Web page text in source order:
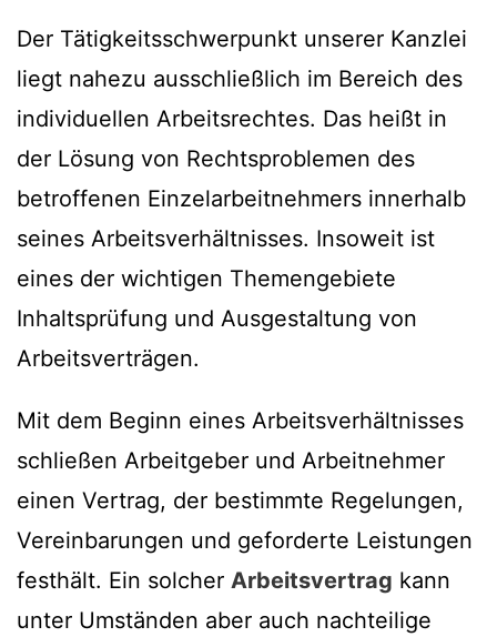
Der Tätigkeitsschwerpunkt unserer Kanzlei
liegt nahezu ausschließlich im Bereich des
individuellen Arbeitsrechtes. Das heißt in
der Lösung von Rechtsproblemen des
betroffenen Einzelarbeitnehmers innerhalb
seines Arbeitsverhältnisses. Insoweit ist
eines der wichtigen Themengebiete
Inhaltsprüfung und Ausgestaltung von
Arbeitsverträgen.
Mit dem Beginn eines Arbeitsverhältnisses
schließen Arbeitgeber und Arbeitnehmer
einen Vertrag, der bestimmte Regelungen,
Vereinbarungen und geforderte Leistungen
festhält. Ein solcher Arbeitsvertrag kann
unter Umständen aber auch nachteilige